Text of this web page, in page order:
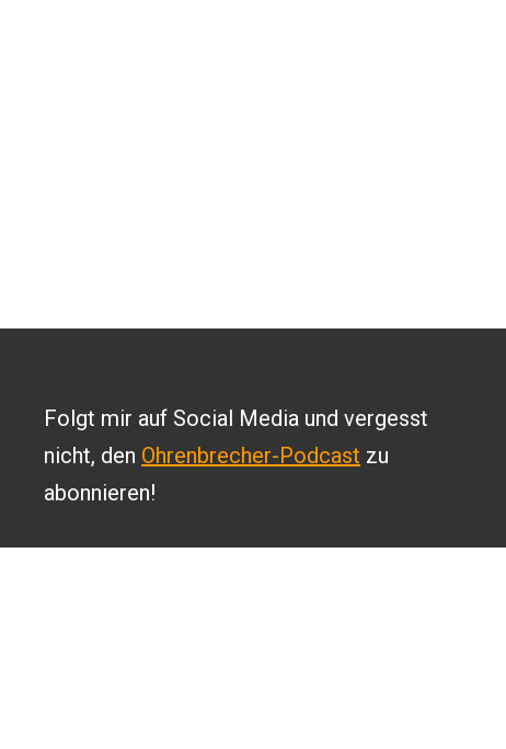
Folgt mir auf Social Media und vergesst
nicht, den Ohrenbrecher-Podcast zu
abonnieren!